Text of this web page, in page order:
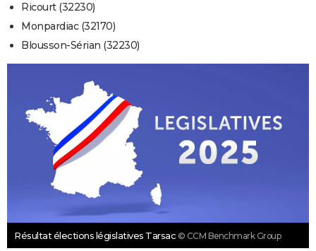
Ricourt (32230)
Monpardiac (32170)
Blousson-Sérian (32230)
Résultat élections législatives Tarsac © CCM Benchmark Group